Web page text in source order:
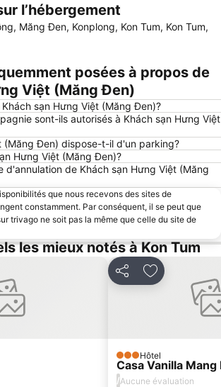
l’hébergement
Măng Đen, Konplong, Kon Tum, Kon Tum,
posées à propos de
Việt (Măng Đen)
sạn Hưng Việt (Măng Đen)?
sont-ils autorisés à Khách sạn Hưng Việt
(Măng Đen) dispose-t-il d'un parking?
Hưng Việt (Măng Đen)?
d'annulation de Khách sạn Hưng Việt (Măng
que nous recevons des sites de
constamment. Par conséquent, il se peut que
trivago ne soit pas la même que celle du site de
les mieux notés à Kon Tum
favoris PartagerAjouter à
3 Étoiles
Hôtel
Casa Vanilla Mang
/Aucune évaluation